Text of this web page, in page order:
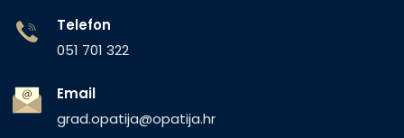
Telefon
051 701 322
Email
grad.opatija@opatija.hr